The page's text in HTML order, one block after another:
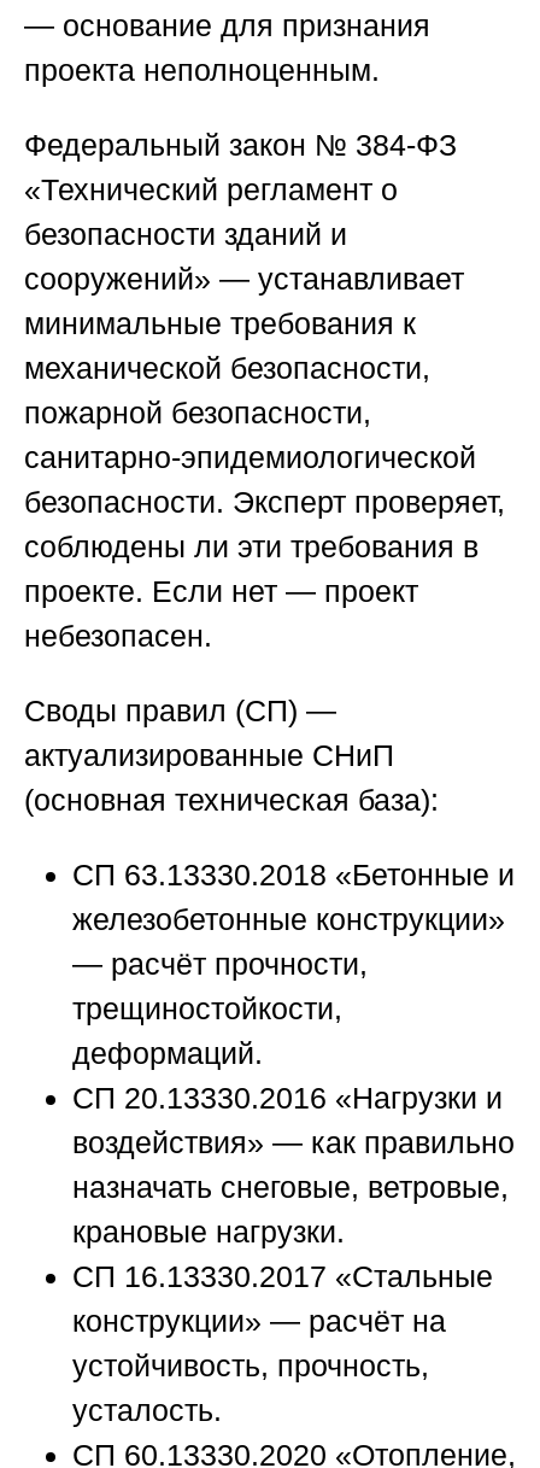
— основание для признания
проекта неполноценным.
Федеральный закон № 384-ФЗ
«Технический регламент о
безопасности зданий и
сооружений» — устанавливает
минимальные требования к
механической безопасности,
пожарной безопасности,
санитарно-эпидемиологической
безопасности. Эксперт проверяет,
соблюдены ли эти требования в
проекте. Если нет — проект
небезопасен.
Своды правил (СП) —
актуализированные СНиП
(основная техническая база):
СП 63.13330.2018 «Бетонные и
железобетонные конструкции»
— расчёт прочности,
трещиностойкости,
деформаций.
СП 20.13330.2016 «Нагрузки и
воздействия» — как правильно
назначать снеговые, ветровые,
крановые нагрузки.
СП 16.13330.2017 «Стальные
конструкции» — расчёт на
устойчивость, прочность,
усталость.
СП 60.13330.2020 «Отопление,